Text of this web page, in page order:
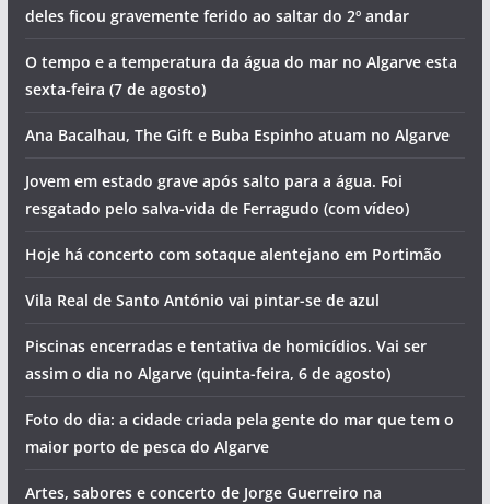
deles ficou gravemente ferido ao saltar do 2º andar
O tempo e a temperatura da água do mar no Algarve esta
sexta-feira (7 de agosto)
Ana Bacalhau, The Gift e Buba Espinho atuam no Algarve
Jovem em estado grave após salto para a água. Foi
resgatado pelo salva-vida de Ferragudo (com vídeo)
Hoje há concerto com sotaque alentejano em Portimão
Vila Real de Santo António vai pintar-se de azul
Piscinas encerradas e tentativa de homicídios. Vai ser
assim o dia no Algarve (quinta-feira, 6 de agosto)
Foto do dia: a cidade criada pela gente do mar que tem o
maior porto de pesca do Algarve
Artes, sabores e concerto de Jorge Guerreiro na